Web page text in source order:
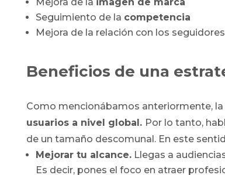
Seguimiento de la competencia
Mejora de la relación con los
Beneficios de una
Como mencionábamos anteriormente,
usuarios a nivel global. Por lo tanto,
de un tamaño descomunal. En este
Mejorar tu alcance.Llegas a
Es decir, pones el foco en atraer